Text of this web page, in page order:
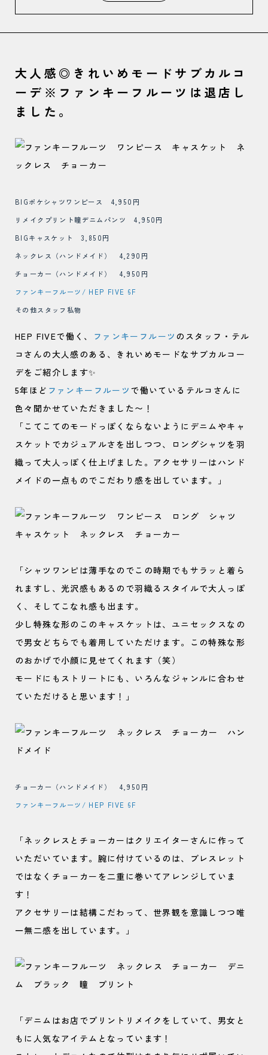
大人感◎きれいめモードサブカルコ
ーデ※ファンキーフルーツは退店し
ました。
BIGポケシャツワンピース 4,950円
リメイクプリント瞳デニムパンツ 4,950円
BIGキャスケット 3,850円
ネックレス（ハンドメイド） 4,290円
チョーカー（ハンドメイド） 4,950円
ファンキーフルーツ/ HEP FIVE 6F
その他スタッフ私物
HEP FIVEで働く、 ファンキーフルーツ のスタッフ・テル
コさんの大人感のある、きれいめモードなサブカルコー
デをご紹介します✨
5年ほど ファンキーフルーツ で働いているテルコさんに
色々聞かせていただきました〜！
「こてこてのモードっぽくならないようにデニムやキャ
スケットでカジュアルさを出しつつ、ロングシャツを羽
織って大人っぽく仕上げました。アクセサリーはハンド
メイドの一点ものでこだわり感を出しています。」
「シャツワンピは薄手なのでこの時期でもサラッと着ら
れますし、光沢感もあるので羽織るスタイルで大人っぽ
く、そしてこなれ感も出ます。
少し特殊な形のこのキャスケットは、ユニセックスなの
で男女どちらでも着用していただけます。この特殊な形
のおかげで小顔に見せてくれます（笑）
モードにもストリートにも、いろんなジャンルに合わせ
ていただけると思います！」
チョーカー（ハンドメイド） 4,950円
ファンキーフルーツ/ HEP FIVE 6F
「ネックレスとチョーカーはクリエイターさんに作って
いただいています。腕に付けているのは、ブレスレット
ではなくチョーカーを二重に巻いてアレンジしていま
す！
アクセサリーは結構こだわって、世界観を意識しつつ唯
一無二感を出しています。」
「デニムはお店でプリントリメイクをしていて、男女と
もに人気なアイテムとなっています！